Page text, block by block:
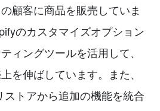
顧客に商品を販売していま
のカスタマイズオプション
ィングツールを活用して、
を伸ばしています。また、
ストアから追加の機能を統合